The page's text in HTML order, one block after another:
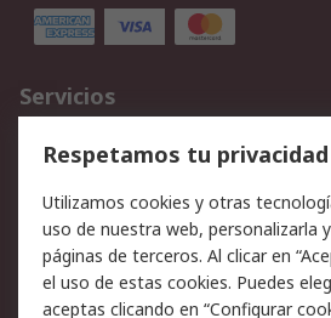
Servicios
Cómo realizar pedidos
Facturación y pago
Ofertas
Legal
Respetamos tu privacidad
Utilizamos cookies y otras
uso de nuestra web, personalizarla
páginas de terceros. Al clicar en
el uso de estas cookies. Puedes
aceptas clicando en “Configurar